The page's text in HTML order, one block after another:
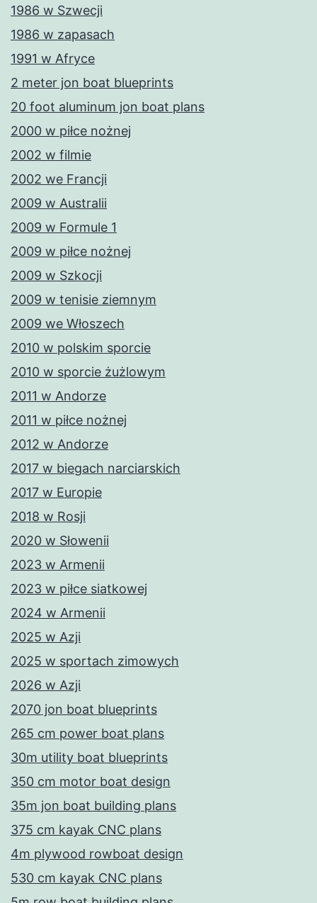
1986 w Szwecji
1986 w zapasach
1991 w Afryce
2 meter jon boat blueprints
20 foot aluminum jon boat plans
2000 w piłce nożnej
2002 w filmie
2002 we Francji
2009 w Australii
2009 w Formule 1
2009 w piłce nożnej
2009 w Szkocji
2009 w tenisie ziemnym
2009 we Włoszech
2010 w polskim sporcie
2010 w sporcie żużlowym
2011 w Andorze
2011 w piłce nożnej
2012 w Andorze
2017 w biegach narciarskich
2017 w Europie
2018 w Rosji
2020 w Słowenii
2023 w Armenii
2023 w piłce siatkowej
2024 w Armenii
2025 w Azji
2025 w sportach zimowych
2026 w Azji
2070 jon boat blueprints
265 cm power boat plans
30m utility boat blueprints
350 cm motor boat design
35m jon boat building plans
375 cm kayak CNC plans
4m plywood rowboat design
530 cm kayak CNC plans